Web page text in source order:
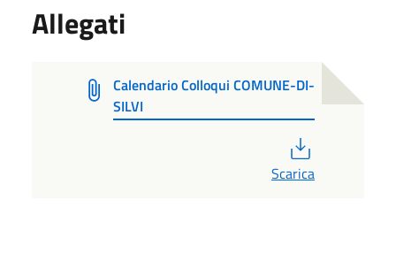
Allegati
Calendario Colloqui COMUNE-DI-
SILVI
Scarica